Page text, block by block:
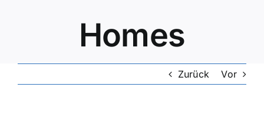
Homes
Zurück Vor